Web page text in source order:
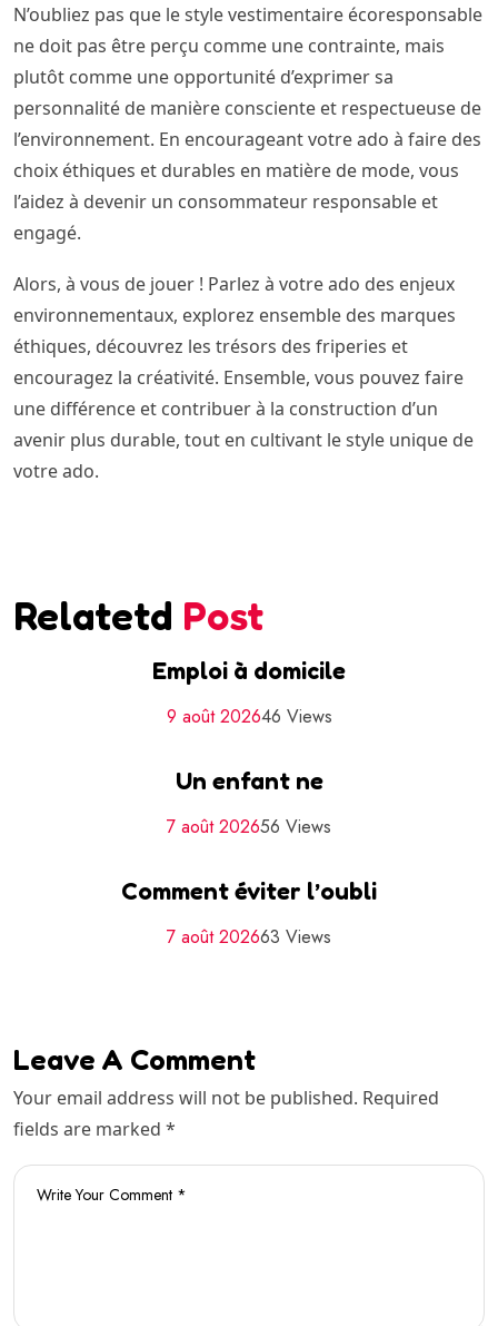
N’oubliez pas que le style vestimentaire écoresponsable
ne doit pas être perçu comme une contrainte, mais
plutôt comme une opportunité d’exprimer sa
personnalité de manière consciente et respectueuse de
l’environnement. En encourageant votre ado à faire des
choix éthiques et durables en matière de mode, vous
l’aidez à devenir un consommateur responsable et
engagé.
Alors, à vous de jouer ! Parlez à votre ado des enjeux
environnementaux, explorez ensemble des marques
éthiques, découvrez les trésors des friperies et
encouragez la créativité. Ensemble, vous pouvez faire
une différence et contribuer à la construction d’un
avenir plus durable, tout en cultivant le style unique de
votre ado.
Relatetd Post
Emploi à domicile
9 août 202646 Views
Un enfant ne
7 août 202656 Views
Comment éviter l’oubli
7 août 202663 Views
Leave A Comment
Your email address will not be published. Required
fields are marked *